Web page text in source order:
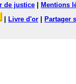
de justice
Mentions
Livre d'or Partager